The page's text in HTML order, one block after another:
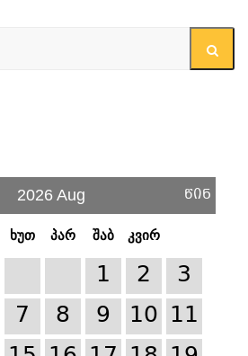
2026 Aug წინ
ხუთ პარ შაბ კვირ
1 2
3
7 8 9 10 11